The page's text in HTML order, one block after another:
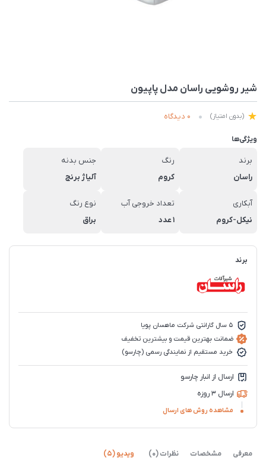
شیر روشویی راسان مدل پاپیون
(بدون امتیاز) 0 دیدگاه
ویژگی‌ها
برند
راسان
رنگ
کروم
جنس بدنه
آلیاژ برنج
آبکاری
نیکل-کروم
تعداد خروجی آب
1 عدد
نوع رنگ
براق
برند
5 سال گارانتی شرکت ماهسان پویا
ضمانت بهترین قیمت و بیشترین تخفیف
خرید مستقیم از نمایندگی رسمی (چارسو)
ارسال از انبار چارسو
ارسال 3 روزه
مشاهده روش های ارسال
معرفی مشخصات نظرات (0) ویدیو (5)